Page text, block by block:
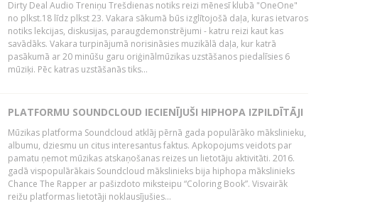
Dirty Deal Audio Treniņu Trešdienas notiks reizi mēnesī klubā "OneOne"
no plkst.18 līdz plkst 23. Vakara sākumā būs izglītojošā daļa, kuras ietvaros
notiks lekcijas, diskusijas, paraugdemonstrējumi - katru reizi kaut kas
savādāks. Vakara turpinājumā norisināsies muzikālā daļa, kur katrā
pasākumā ar 20 minūšu garu oriģinālmūzikas uzstāšanos piedalīsies 6
mūziķi. Pēc katras uzstāšanās tiks...
PLATFORMU SOUNDCLOUD IECIENĪJUŠI HIPHOPA IZPILDĪTĀJI
Mūzikas platforma Soundcloud atklāj pērnā gada populārāko mākslinieku,
albumu, dziesmu un citus interesantus faktus. Apkopojums veidots par
pamatu ņemot mūzikas atskaņošanas reizes un lietotāju aktivitāti. 2016.
gadā vispopulārākais Soundcloud mākslinieks bija hiphopa mākslinieks
Chance The Rapper ar pašizdoto miksteipu “Coloring Book”. Visvairāk
reižu platformas lietotāji noklausījušies...